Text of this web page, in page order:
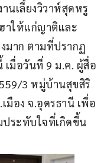
นเลี้ยงวิวาห์สุดหรู
าให้แก่ญาติและ
มาก ตามที่ปรากฏ
เมื่อวันที่ 9 ม.ค. ผู้สื่อ
3 หมู่บ้านสุขสิริ
มือง จ.อุดรธานี เพื่อ
ประทับใจที่เกิดขึ้น